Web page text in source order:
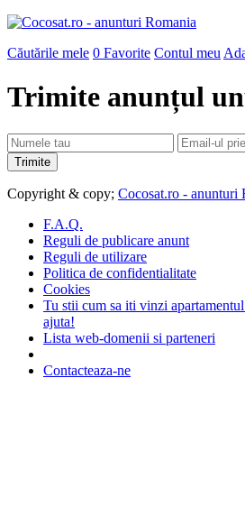
Căutările mele 0 Favorite Contul meu
Trimite anunțul
Copyright & copy; Cocosat.ro - anunturi
F.A.Q.
Reguli de publicare anunt
Reguli de utilizare
Politica de confidentialitate
Cookies
Tu stii cum sa iti vinzi
ajuta!
Lista web-domenii si parteneri
Contacteaza-ne